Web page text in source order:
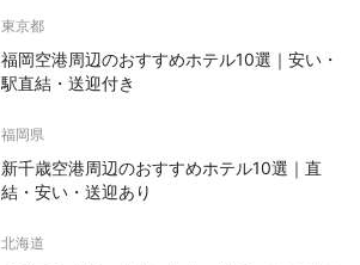
東京都
福岡空港周辺のおすすめホテル10選｜安い・
駅直結・送迎付き
福岡県
新千歳空港周辺のおすすめホテル10選｜直
結・安い・送迎あり
北海道